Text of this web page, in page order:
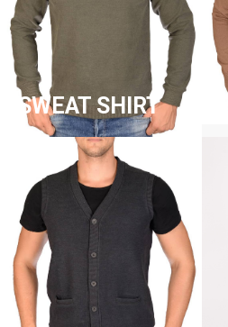
SWEAT SHIRT